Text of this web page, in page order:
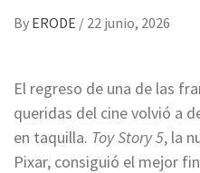
By ERODE / 22 junio, 2026
El regreso de una de las
queridas del cine volvió a
en taquilla. Toy Story 5, la
Pixar, consiguió el mejor